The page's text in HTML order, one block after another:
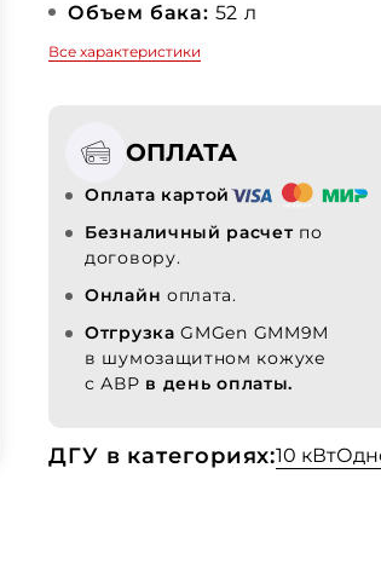
Объем бака: 52 л
Все характеристики
ОПЛАТА
Оплата картой
Безналичный расчет по
договору.
Онлайн оплата.
Отгрузка GMGen GMM9М
в шумозащитном кожухе
с АВР в день оплаты.
ДГУ в категориях:10 кВт